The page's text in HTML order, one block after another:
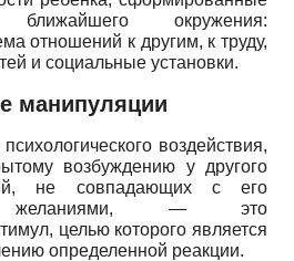
окружения:
отношений к другим, к труду,
и социальные установки.
манипуляции
воздействия,
возбуждению у другого
не совпадающих с его
желаниями, — это
целью которого является
определенной реакции.